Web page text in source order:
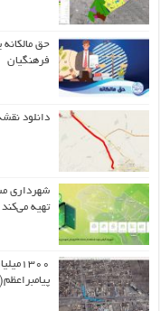
حق
فرهنگیان
دانلود
شهرداری
تهیه می‌کند